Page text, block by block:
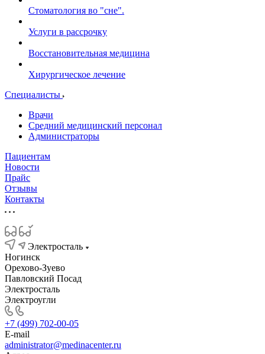
Стоматология во "сне".
Услуги в рассрочку
Восстановительная медицина
Хирургическое лечение
Специалисты
Врачи
Средний медицинский персонал
Администраторы
Пациентам
Новости
Прайс
Отзывы
Контакты
Электросталь
Ногинск
Орехово-Зуево
Павловский Посад
Электросталь
Электроугли
+7 (499) 702-00-05
E-mail
administrator@medinacenter.ru